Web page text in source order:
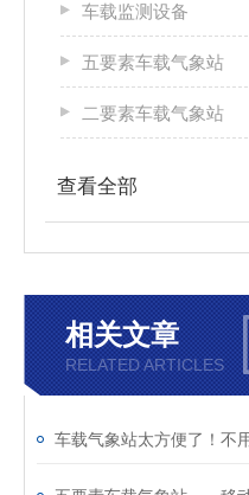
车载监测设备
五要素车载气象站
二要素车载气象站
查看全部
相关文章
RELATED ARTICLES